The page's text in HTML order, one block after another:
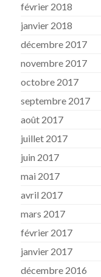
février 2018
janvier 2018
décembre 2017
novembre 2017
octobre 2017
septembre 2017
août 2017
juillet 2017
juin 2017
mai 2017
avril 2017
mars 2017
février 2017
janvier 2017
décembre 2016